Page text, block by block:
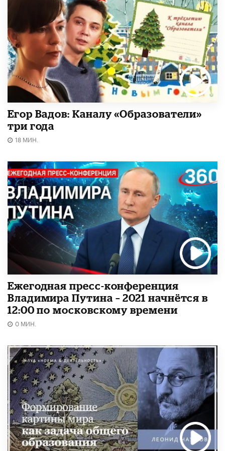
Егор Вадов: Каналу «Образователи»
три года
18 МИН.
Ежегодная пресс-конференция
Владимира Путина – 2021 начнётся в
12:00 по московскому времени
0 МИН.